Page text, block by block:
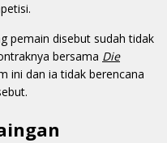
pemain disebut sudah tidak
bersama Die
ini dan ia tidak berencana